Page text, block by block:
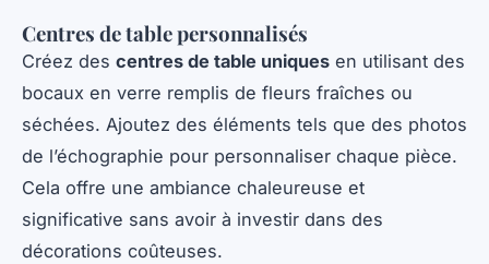
Centres de table personnalisés
Créez des centres de table uniques en utilisant des
bocaux en verre remplis de fleurs fraîches ou
séchées. Ajoutez des éléments tels que des photos
de l’échographie pour personnaliser chaque pièce.
Cela offre une ambiance chaleureuse et
significative sans avoir à investir dans des
décorations coûteuses.